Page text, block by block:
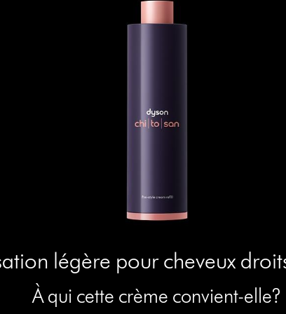
légère pour cheveux
À qui cette crème convient-elle?